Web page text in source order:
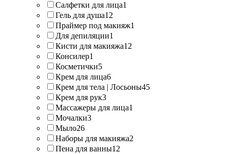
Салфетки для лица1
Гель для душа12
Праймер под макияж1
Для депиляции1
Кисти для макияжа12
Консилер1
Косметички5
Крем для лица6
Крем для тела | Лосьоны45
Крем для рук3
Массажеры для лица1
Мочалки3
Мыло26
Наборы для макияжа2
Пена для ванны12